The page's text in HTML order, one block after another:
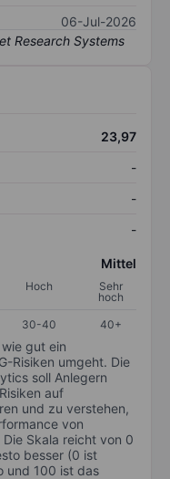
06-Jul-2026
23,97
-
-
-
Mittel
Hoch
Sehr
hoch
30-40 40+
gut ein
Risiken umgeht. Die
soll Anlegern
auf
und zu verstehen,
von
Skala reicht von 0
besser (0 ist
und 100 ist das